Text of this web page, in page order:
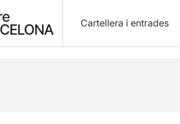
Cartellera i entrades